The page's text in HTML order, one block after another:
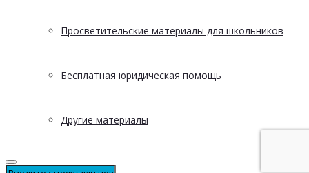
Просветительские материалы для школьников
Бесплатная юридическая помощь
Другие материалы